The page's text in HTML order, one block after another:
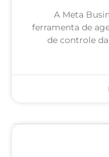
A Meta
ferramenta de
de controle